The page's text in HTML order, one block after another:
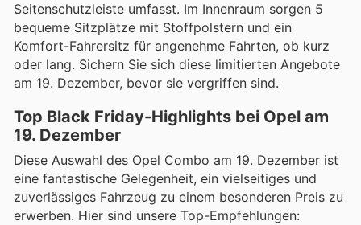
Seitenschutzleiste umfasst. Im Innenraum sorgen 5
bequeme Sitzplätze mit Stoffpolstern und ein
Komfort-Fahrersitz für angenehme Fahrten, ob kurz
oder lang. Sichern Sie sich diese limitierten Angebote
am 19. Dezember, bevor sie vergriffen sind.
Top Black Friday-Highlights bei Opel am
19. Dezember
Diese Auswahl des Opel Combo am 19. Dezember ist
eine fantastische Gelegenheit, ein vielseitiges und
zuverlässiges Fahrzeug zu einem besonderen Preis zu
erwerben. Hier sind unsere Top-Empfehlungen: